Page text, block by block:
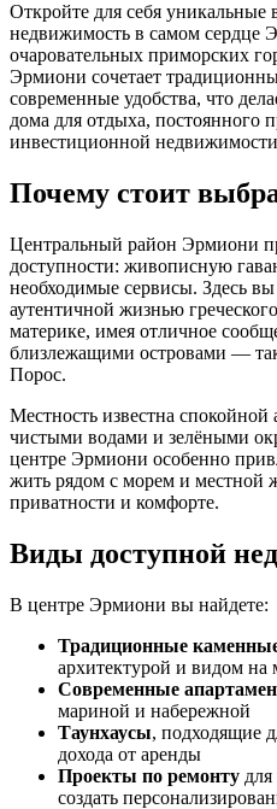
Откройте для себя уникальные
недвижимость в самом
очаровательных приморских
Эрмиони сочетает
современные удобства, что
дома для отдыха, постоянного
инвестиционной
Почему стоит
Центральный район Эрмиони
доступности: живописную
необходимые сервисы. Здесь
аутентичной жизнью
материке, имея отличное
близлежащими островами —
Порос.
Местность известна спокойной
чистыми водами и зелёными
центре Эрмиони особенно
жить рядом с морем и местной
приватности и комфорте.
Виды доступной
В центре Эрмиони вы найдете:
Традиционные
архитектурой и видом на
Современные
мариной и набережной
Таунхаусы, подходящие
дохода от аренды
Проекты по ремонту
создать